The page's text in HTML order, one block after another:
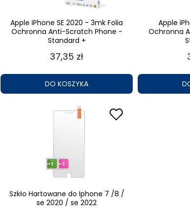
Apple iPhone SE 2020 - 3mk Folia
Ochronna Anti-Scratch Phone -
Standard +
37,35 zł
DO KOSZYKA
Apple
Ochronna
Szkło Hartowane do Iphone 7 /8 /
se 2020 / se 2022